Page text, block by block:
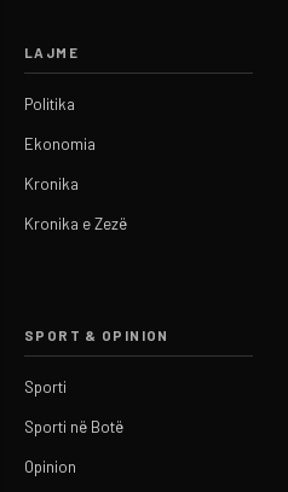
LAJME
Politika
Ekonomia
Kronika
Kronika e Zezë
SPORT & OPINION
Sporti
Sporti në Botë
Opinion